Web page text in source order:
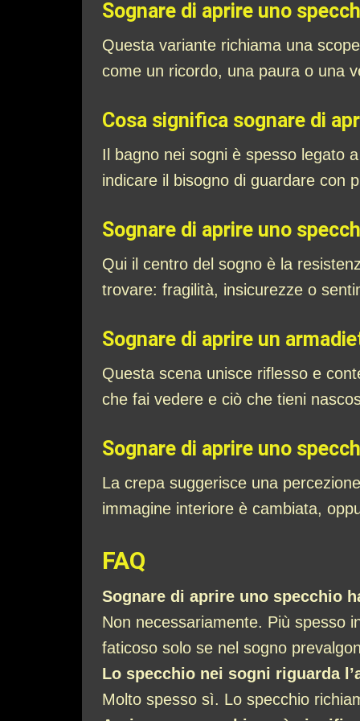
Sognare di aprire uno
Questa variante richiama una
come un ricordo, una paura o una
Cosa significa sognare di
Il bagno nei sogni è spesso legato
indicare il bisogno di guardare con
Sognare di aprire uno
Qui il centro del sogno è la
trovare: fragilità, insicurezze o
Sognare di aprire un
Questa scena unisce riflesso e
che fai vedere e ciò che tieni
Sognare di aprire uno
La crepa suggerisce una
immagine interiore è cambiata,
FAQ
Sognare di aprire uno specchio
Non necessariamente. Più spesso
faticoso solo se nel sogno
Lo specchio nei sogni riguarda
Molto spesso sì. Lo specchio